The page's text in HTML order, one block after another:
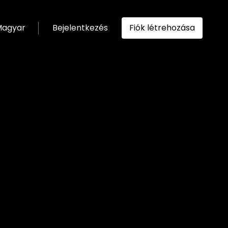
Bejelentkezés Fiók létrehozása